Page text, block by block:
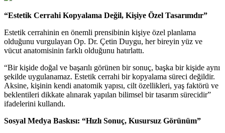
“Estetik Cerrahi Kopyalama Değil, Kişiye Özel Tasarımdır”
Estetik cerrahinin en önemli prensibinin kişiye özel planlama
olduğunu vurgulayan Op. Dr. Çetin Duygu, her bireyin yüz ve
vücut anatomisinin farklı olduğunu hatırlattı.
“Bir kişide doğal ve başarılı görünen bir sonuç, başka bir kişide aynı
şekilde uygulanamaz. Estetik cerrahi bir kopyalama süreci değildir.
Aksine, kişinin kendi anatomik yapısı, cilt özellikleri, yaş faktörü ve
beklentileri dikkate alınarak yapılan bilimsel bir tasarım sürecidir”
ifadelerini kullandı.
Sosyal Medya Baskısı: “Hızlı Sonuç, Kusursuz Görünüm”